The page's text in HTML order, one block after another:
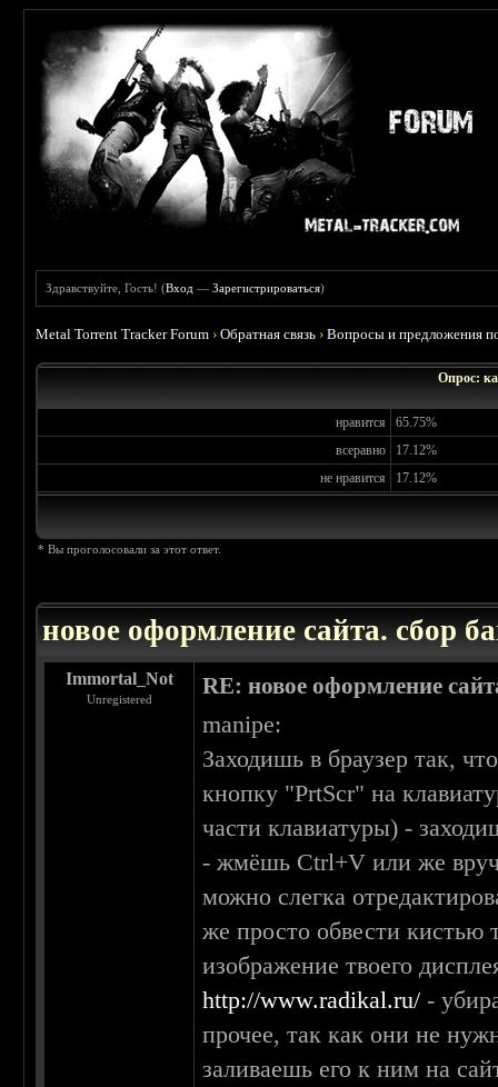
Здравствуйте, Гость! (Вход —Зарегистрироваться)
Metal Torrent Tracker Forum ›Обратная связь ›Вопросы и предложения
Опрос:
нравится
65.75%
всеравно
17.12%
не нравится
17.12%
* Вы проголосовали за этот ответ.
новое оформление сайта. сбор
Immortal_Not
Unregistered
RE: новое оформление
manipe:
Заходишь в браузер так,
кнопку "PrtScr" на
части клавиатуры) -
- жмёшь Ctrl+V или же
можно слегка
же просто обвести кистью
изображение твоего
http://www.radikal.ru/ -
прочее, так как они не
заливаешь его к ним на